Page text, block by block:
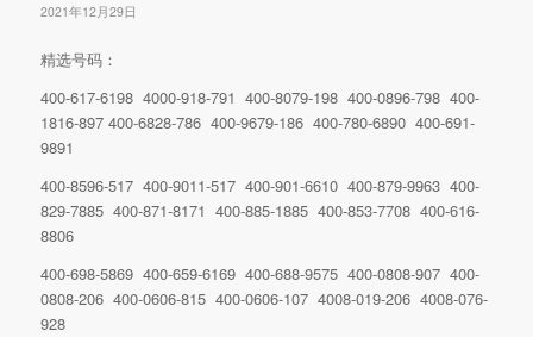
2021年12月29日
精选号码：
400-617-6198 4000-918-791 400-8079-198 400-0896-798 400-
1816-897 400-6828-786 400-9679-186 400-780-6890 400-691-
9891
400-8596-517 400-9011-517 400-901-6610 400-879-9963 400-
829-7885 400-871-8171 400-885-1885 400-853-7708 400-616-
8806
400-698-5869 400-659-6169 400-688-9575 400-0808-907 400-
0808-206 400-0606-815 400-0606-107 4008-019-206 4008-076-
928